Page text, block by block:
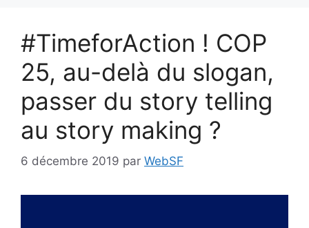
#TimeforAction ! COP
25, au-delà du slogan,
passer du story telling
au story making ?
6 décembre 2019 par WebSF